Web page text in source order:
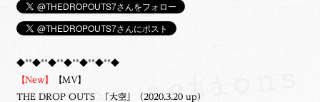
◆**◆**◆**◆**◆**◆**◆
【New】 【MV】
THE DROP OUTS 「大空」（2020.3.20 up）